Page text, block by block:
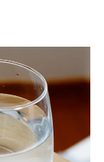
価格と選び
ーの選択基
える